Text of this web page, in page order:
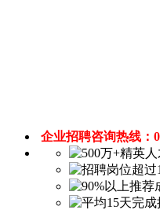
企业招聘咨询热线：